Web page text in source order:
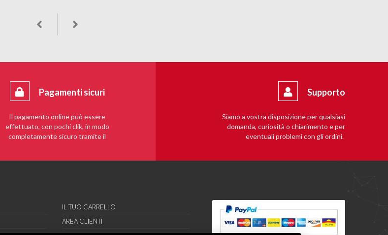
Pagamenti sicuri
Il pagamento online può essere
effettuato, con pochi clik, in modo
completamente sicuro tramite il
Supporto
Siamo a vostra disposizione per qualsiasi
domanda, curiosità o chiarimento e per
eventuali problemi con gli ordini.
IL TUO CARRELLO
AREA CLIENTI